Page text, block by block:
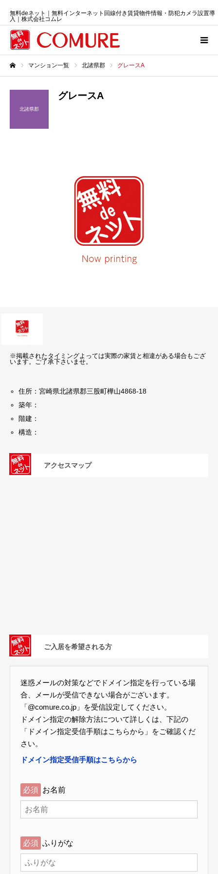
無料deネット｜無料インターネット回線付き賃貸物件情報・防犯カメラ設置導
入｜株式会社コムレ
マンション一覧 北諸県郡 グレースA
北諸県郡
グレースA
※掲載されたタイミングよっては実際の家賃と相違がある場合もござ
います。ご了承下さいませ。
住所：宮崎県北諸県郡三股町樺山4868-18
築年：
階建：
構造：
アクセスマップ
ご入居を希望される方
迷惑メールの対策などでドメイン指定を行っている場
合、メールが受信できない場合がございます。
「@comure.co.jp」を受信設定してください。
ドメイン指定の解除方法について詳しくは、下記の
「ドメイン指定受信手順はこちらから」をご確認くだ
さい。
ドメイン指定受信手順はこちらから
必須 お名前
必須 ふりがな